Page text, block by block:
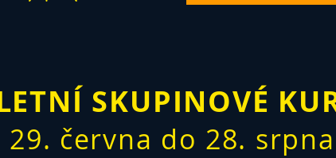
SKUPINOVÉ
29. června do 28.